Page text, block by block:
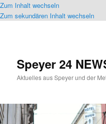
Zum Inhalt wechseln
Zum sekundären Inhalt wechseln
Speyer 24
Aktuelles aus Speyer und der